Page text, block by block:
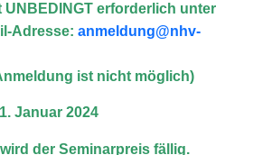
UNBEDINGT erforderlich unter
Adresse: anmeldung@nhv-
ist nicht möglich)
Januar 2024
der Seminarpreis fällig.